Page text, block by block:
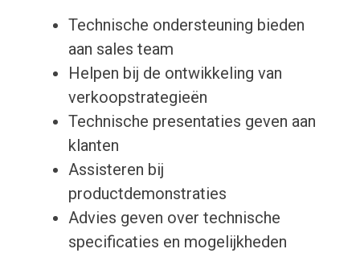
Technische ondersteuning bieden
aan sales team
Helpen bij de ontwikkeling van
verkoopstrategieën
Technische presentaties geven aan
klanten
Assisteren bij
productdemonstraties
Advies geven over technische
specificaties en mogelijkheden